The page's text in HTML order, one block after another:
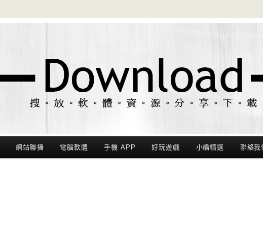
網站聯播 電腦軟體 手機 APP 好玩遊戲 小編精選 聯絡我